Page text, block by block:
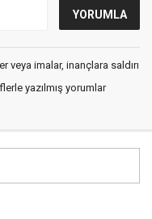
veya imalar, inançlara saldırı
yazılmış yorumlar